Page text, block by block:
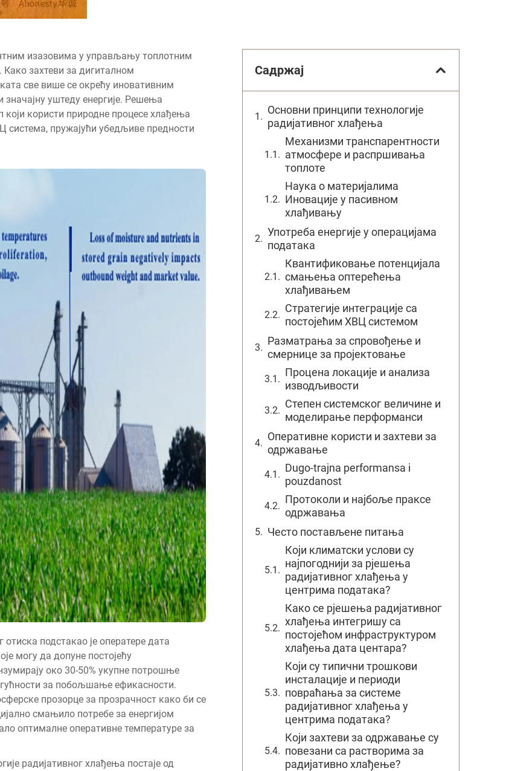
изазовима у управљању топлотним
захтеви за дигиталном
све више се окрећу иновативним
уштеду енергије. Решења
који користи природне процесе хлађења
пружајући убедљиве предности
подстакао је оператере дата
могу да допуне постојећу
око 30-50% укупне потрошње
за побољшање ефикасности.
прозорце за прозрачност како би се
смањило потребе за енергијом
оптималне оперативне температуре за
радијативног хлађења постаје од
Садржај
Основни принципи технологије
радијативног хлађења
Механизми транспарентности
атмосфере и распршивања
топлоте
Наука о материјалима
Иновације у пасивном
хлађивању
Употреба енергије у операцијама
података
Квантификовање потенцијала
смањења оптерећења
хлађивањем
Стратегије интеграције са
постојећим ХВЦ системом
Разматрања за спровођење и
смернице за пројектовање
Процена локације и анализа
изводљивости
Степен системског величине и
моделирање перформанси
Оперативне користи и захтеви за
одржавање
Dugo-trajna performansa i
pouzdanost
Протоколи и најбоље праксе
одржавања
Често постављене питања
Који климатски услови су
најпогоднији за рјешења
радијативног хлађења у
центрима података?
Како се рјешења радијативног
хлађења интегришу са
постојећом инфраструктуром
хлађења дата центара?
Који су типични трошкови
инсталације и периоди
повраћања за системе
радијативног хлађења у
центрима података?
Који захтеви за одржавање су
повезани са растворима за
радијативно хлађење?